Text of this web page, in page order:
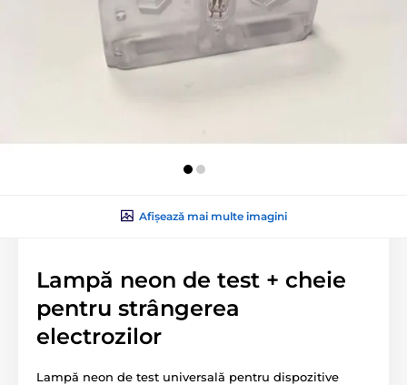
Afișează mai multe imagini
Lampă neon de test + cheie
pentru strângerea
electrozilor
Lampă neon de test universală pentru dispozitive